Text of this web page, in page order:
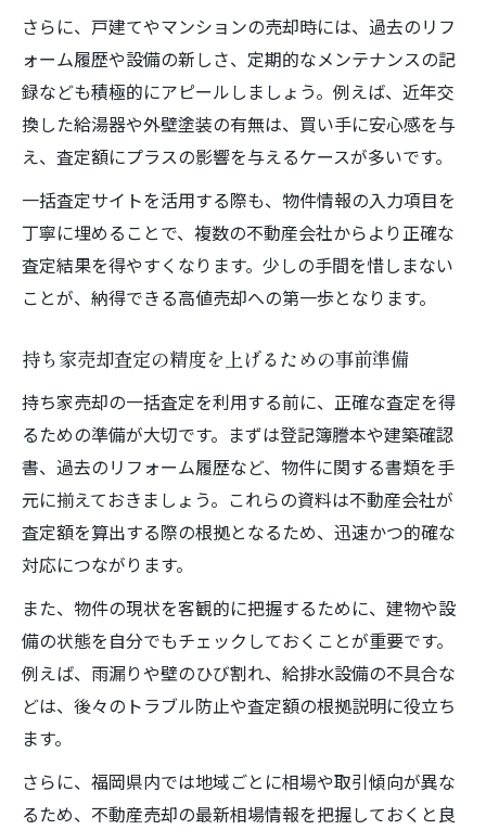
さらに、戸建てやマンションの売却時には、過去のリフ
ォーム履歴や設備の新しさ、定期的なメンテナンスの記
録なども積極的にアピールしましょう。例えば、近年交
換した給湯器や外壁塗装の有無は、買い手に安心感を与
え、査定額にプラスの影響を与えるケースが多いです。
一括査定サイトを活用する際も、物件情報の入力項目を
丁寧に埋めることで、複数の不動産会社からより正確な
査定結果を得やすくなります。少しの手間を惜しまない
ことが、納得できる高値売却への第一歩となります。
持ち家売却査定の精度を上げるための事前準備
持ち家売却の一括査定を利用する前に、正確な査定を得
るための準備が大切です。まずは登記簿謄本や建築確認
書、過去のリフォーム履歴など、物件に関する書類を手
元に揃えておきましょう。これらの資料は不動産会社が
査定額を算出する際の根拠となるため、迅速かつ的確な
対応につながります。
また、物件の現状を客観的に把握するために、建物や設
備の状態を自分でもチェックしておくことが重要です。
例えば、雨漏りや壁のひび割れ、給排水設備の不具合な
どは、後々のトラブル防止や査定額の根拠説明に役立ち
ます。
さらに、福岡県内では地域ごとに相場や取引傾向が異な
るため、不動産売却の最新相場情報を把握しておくと良